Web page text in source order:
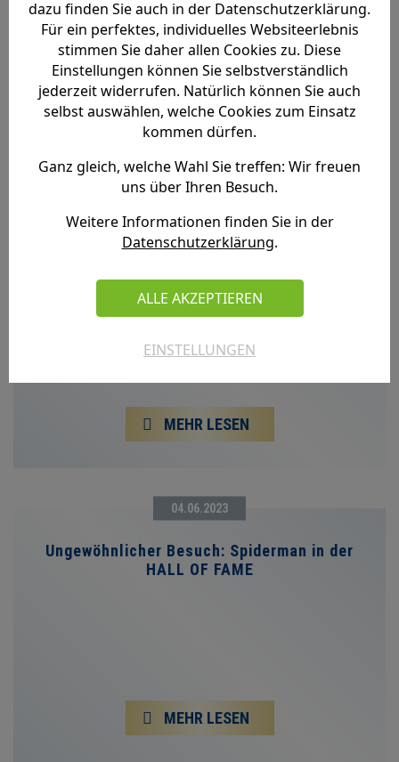
MEHR LESEN
19.07.2023
Barbie in der HALL OF FAME Kamp-Lintfort
MEHR LESEN
04.06.2023
Ungewöhnlicher Besuch: Spiderman in der
HALL OF FAME
MEHR LESEN
dazu finden Sie auch in der Datenschutzerklärung.
Für ein perfektes, individuelles Websiteerlebnis
stimmen Sie daher allen Cookies zu. Diese
Einstellungen können Sie selbstverständlich
jederzeit widerrufen. Natürlich können Sie auch
selbst auswählen, welche Cookies zum Einsatz
kommen dürfen.
Ganz gleich, welche Wahl Sie treffen: Wir freuen
uns über Ihren Besuch.
Weitere Informationen finden Sie in der
Datenschutzerklärung.
ALLE AKZEPTIEREN
EINSTELLUNGEN